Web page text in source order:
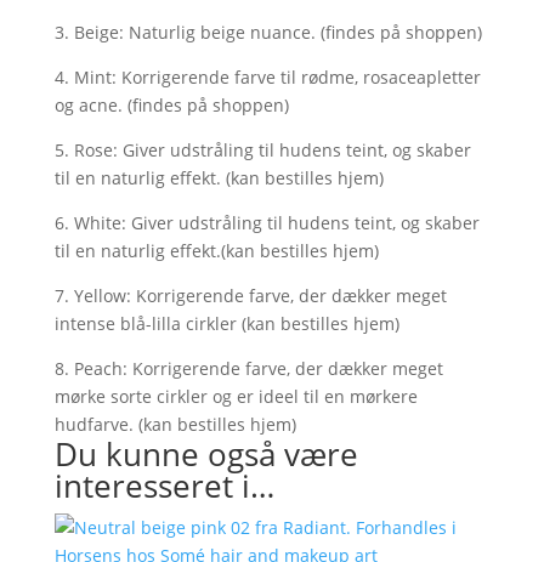
3. Beige: Naturlig beige nuance. (findes på shoppen)
4. Mint: Korrigerende farve til rødme, rosaceapletter
og acne. (findes på shoppen)
5. Rose: Giver udstråling til hudens teint, og skaber
til en naturlig effekt. (kan bestilles hjem)
6. White: Giver udstråling til hudens teint, og skaber
til en naturlig effekt.(kan bestilles hjem)
7. Yellow: Korrigerende farve, der dækker meget
intense blå-lilla cirkler (kan bestilles hjem)
8. Peach: Korrigerende farve, der dækker meget
mørke sorte cirkler og er ideel til en mørkere
hudfarve. (kan bestilles hjem)
Du kunne også være
interesseret i…